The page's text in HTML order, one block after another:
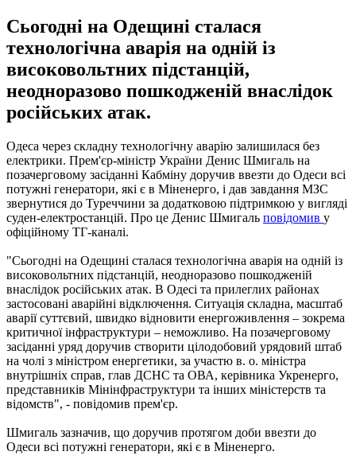
Сьогодні на Одещині сталася
технологічна аварія на одній із
високовольтних підстанцій,
неодноразово пошкодженій внаслідок
російських атак.
Одеса через складну технологічну аварію залишилася без
електрики. Прем'єр-міністр України Денис Шмигаль на
позачерговому засіданні Кабміну доручив ввезти до Одеси всі
потужні генератори, які є в Міненерго, і дав завдання МЗС
звернутися до Туреччини за додатковою підтримкою у вигляді
суден-електростанцій. Про це Денис Шмигаль повідомив у
офіційному ТГ-каналі.
"Сьогодні на Одещині сталася технологічна аварія на одній із
високовольтних підстанцій, неодноразово пошкодженій
внаслідок російських атак. В Одесі та прилеглих районах
застосовані аварійні відключення. Ситуація складна, масштаб
аварії суттєвий, швидко відновити енергоживлення – зокрема
критичної інфраструктури – неможливо. На позачерговому
засіданні уряд доручив створити цілодобовий урядовий штаб
на чолі з міністром енергетики, за участю в. о. міністра
внутрішніх справ, глав ДСНС та ОВА, керівника Укренерго,
представників Мінінфраструктури та інших міністерств та
відомств", - повідомив прем'єр.
Шмигаль зазначив, що доручив протягом доби ввезти до
Одеси всі потужні генератори, які є в Міненерго.